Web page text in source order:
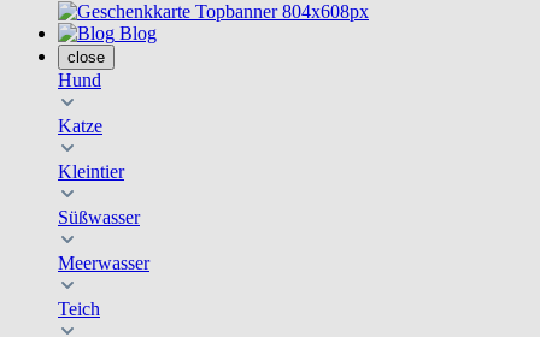
Blog
close
Hund
Katze
Kleintier
Süßwasser
Meerwasser
Teich